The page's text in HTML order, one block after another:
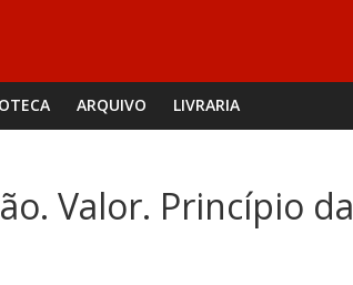
ARQUIVO LIVRARIA
Valor. Princípio da